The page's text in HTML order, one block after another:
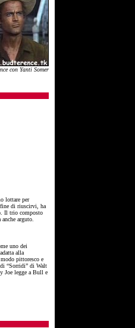
con Yanti Somer
lottare per
fine di riuscirvi, ha
Il trio composto
arguto.
uno dei
alla
pittoresco e
“Sorridi” di Walt
Joe legge a Bull e